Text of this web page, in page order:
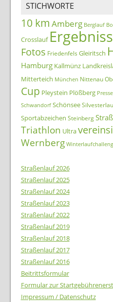
STICHWORTE
10 km Amberg Berglauf
Crosslauf
Fotos Friedenfels Gleiritsch
Hamburg Kallmünz
Mitterteich München Nittenau
Cup Pleystein Plößberg
Schwandorf Schönsee
Sportabzeichen Steinberg
Triathlon Ultra
Wernberg
Straßenlauf 2026
Straßenlauf 2025
Straßenlauf 2024
Straßenlauf 2023
Straßenlauf 2022
Straßenlauf 2019
Straßenlauf 2018
Straßenlauf 2017
Straßenlauf 2016
Beitrittsformular
Formular zur
Impressum / Datenschutz